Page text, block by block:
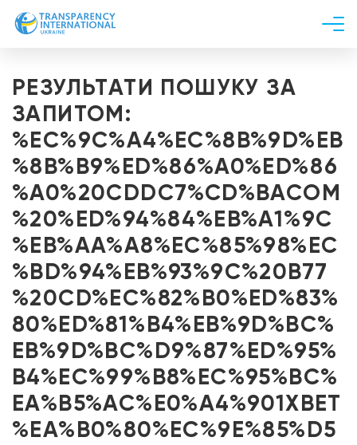
Новини
Дослідження
Напрями роботи
Долучитися
РЕЗУЛЬТАТИ ПОШУКУ ЗА
ЗАПИТОМ:
%EC%9C%A4%EC%8B%9D%EB
%8B%B9%ED%86%A0%ED%86
%A0%20CDDC7%CD%BACOM
%20%ED%94%84%EB%A1%9C
%EB%AA%A8%EC%85%98%EC
%BD%94%EB%93%9C%20B77
%20CD%EC%82%B0%ED%83%
80%ED%81%B4%EB%9D%BC%
EB%9D%BC%D9%87%ED%95%
B4%EC%99%B8%EC%95%BC%
EA%B5%AC%E0%A4%901XBET
%EA%B0%80%EC%9E%85%D5